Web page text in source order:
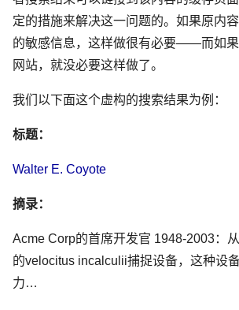
定的措施来解决这一问题的。如果原内
的敏感信息，这样做很有必要——而如
网站，就没必要这样做了。
我们以下面这个虚构的搜索结果为例：
标题：
Walter E. Coyote
摘录：
Acme Corp的首席开发官 1948-2003：
的velocitus incalculii捕捉设备，这种设
力…